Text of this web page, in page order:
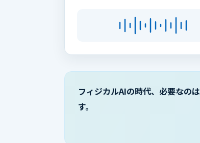
フィジカルAIの時代、必要なのは
す。